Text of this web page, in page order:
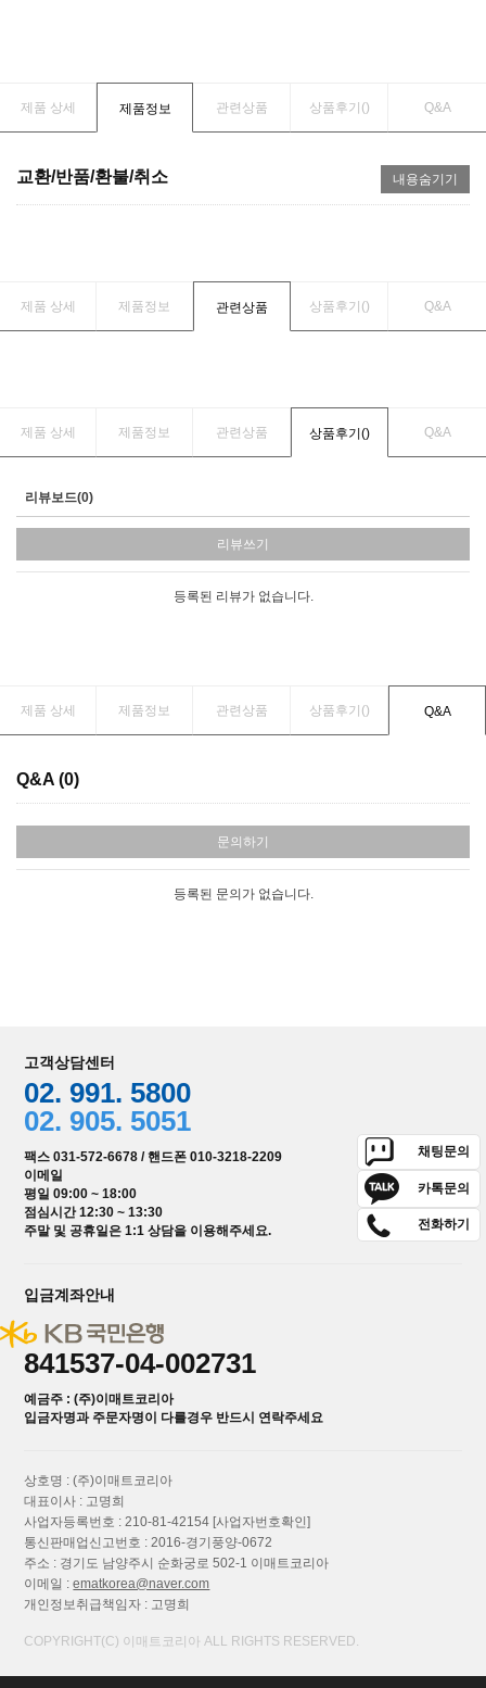
제품 상세 제품정보 관련상품 상품후기() Q&A
교환/반품/환불/취소 내용숨기기
제품 상세 제품정보 관련상품 상품후기() Q&A
제품 상세 제품정보 관련상품 상품후기() Q&A
리뷰보드(0)
리뷰쓰기
등록된 리뷰가 없습니다.
제품 상세 제품정보 관련상품 상품후기() Q&A
Q&A (0)
문의하기
등록된 문의가 없습니다.
고객상담센터
02. 991. 5800
02. 905. 5051
팩스 031-572-6678 / 핸드폰 010-3218-2209
이메일
평일 09:00 ~ 18:00
점심시간 12:30 ~ 13:30
주말 및 공휴일은 1:1 상담을 이용해주세요.
채팅문의
카톡문의
전화하기
입금계좌안내
841537-04-002731
예금주 : (주)이매트코리아
입금자명과 주문자명이 다를경우 반드시 연락주세요
상호명 : (주)이매트코리아
대표이사 : 고명희
사업자등록번호 : 210-81-42154 [사업자번호확인]
통신판매업신고번호 : 2016-경기풍양-0672
주소 : 경기도 남양주시 순화궁로 502-1 이매트코리아
이메일 :ematkorea@naver.com
개인정보취급책임자 : 고명희
COPYRIGHT(C) 이매트코리아 ALL RIGHTS RESERVED.